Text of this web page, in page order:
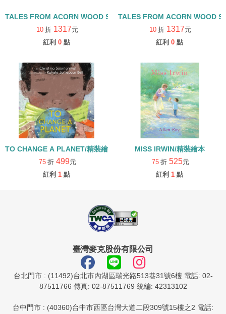
TALES FROM ACORN WOOD STORY COLLECTION 觀察探索組/
10 折 1317元
紅利 0 點
TALES FROM ACORN WOOD
10 折 1317元
紅利 0 點
TO CHANGE A PLANET/精裝繪本
75 折 499元
紅利 1 點
MISS IRWIN/精裝繪本
75 折 525元
紅利 1 點
臺灣麥克股份有限公司
台北門市 : (11492)台北市內湖區瑞光路513巷31號6樓 電話: 02-
87511766 傳真: 02-87511769 統編: 42313102
台中門市 : (40360)台中市西區台灣大道二段309號15樓之2 電話: